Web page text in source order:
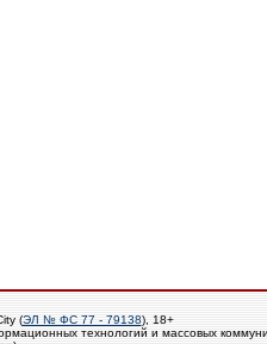
(ЭЛ № ФС 77 - 79138), 18+
технологий и массовых